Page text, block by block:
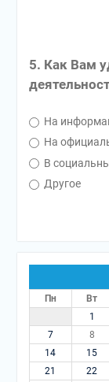
5. Как Вам
На
На
В
Другое
Пн Вт
1
7
8
14
15
21
22